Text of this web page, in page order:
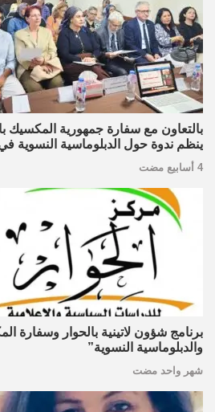
بالتعاون مع سفارة جمهورية المكسيك
ينظم ندوة حول الدبلوماسية النسوية
4 أسابيع مضت
برنامج شؤون لاتينية بالحوار وسفارة
والدبلوماسية النسوية”
شهر واحد مضت